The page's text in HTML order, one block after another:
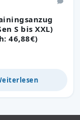
S bis XXL)
46,88€)